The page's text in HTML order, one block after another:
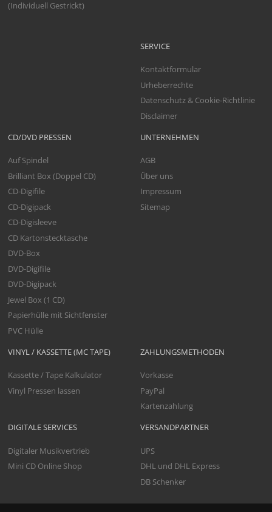
VINYL / KASSETTE (MC TAPE)
Kassette / Tape Kalkulator
Vinyl Pressen lassen
DIGITALE SERVICES
Digitaler Musikvertrieb
Mini CD Online Shop
(Individuell Gestrickt)
CD/DVD PRESSEN
Auf Spindel
Brilliant Box (Doppel CD)
CD-Digifile
CD-Digipack
CD-Digisleeve
CD Kartonstecktasche
DVD-Box
DVD-Digifile
DVD-Digipack
Jewel Box (1 CD)
Papierhülle mit Sichtfenster
PVC Hülle
SERVICE
Kontaktformular
Urheberrechte
Datenschutz & Cookie-Richtlinie
Disclaimer
UNTERNEHMEN
AGB
Über uns
Impressum
Sitemap
ZAHLUNGSMETHODEN
Vorkasse
PayPal
Kartenzahlung
VERSANDPARTNER
UPS
DHL und DHL Express
DB Schenker